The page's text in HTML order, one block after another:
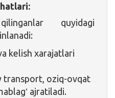
quyidagi
kelish xarajatlari
transport, oziq-ovqat
ajratiladi.